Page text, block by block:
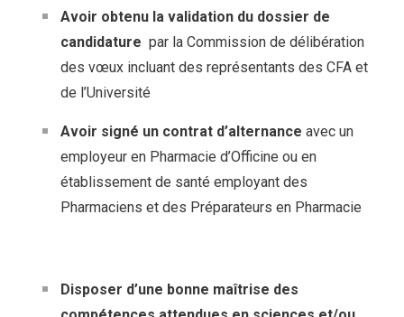
Avoir obtenu la validation du dossier de
candidature par la Commission de délibération
des vœux incluant des représentants des CFA et
de l’Université
Avoir signé un contrat d’alternance avec un
employeur en Pharmacie d’Officine ou en
établissement de santé employant des
Pharmaciens et des Préparateurs en Pharmacie
Disposer d’une bonne maîtrise des